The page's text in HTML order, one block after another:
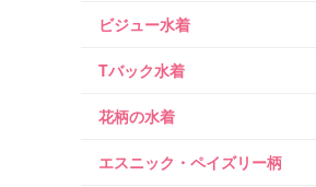
ビジュー水着
Tバック水着
花柄の水着
エスニック・ペイズリー柄